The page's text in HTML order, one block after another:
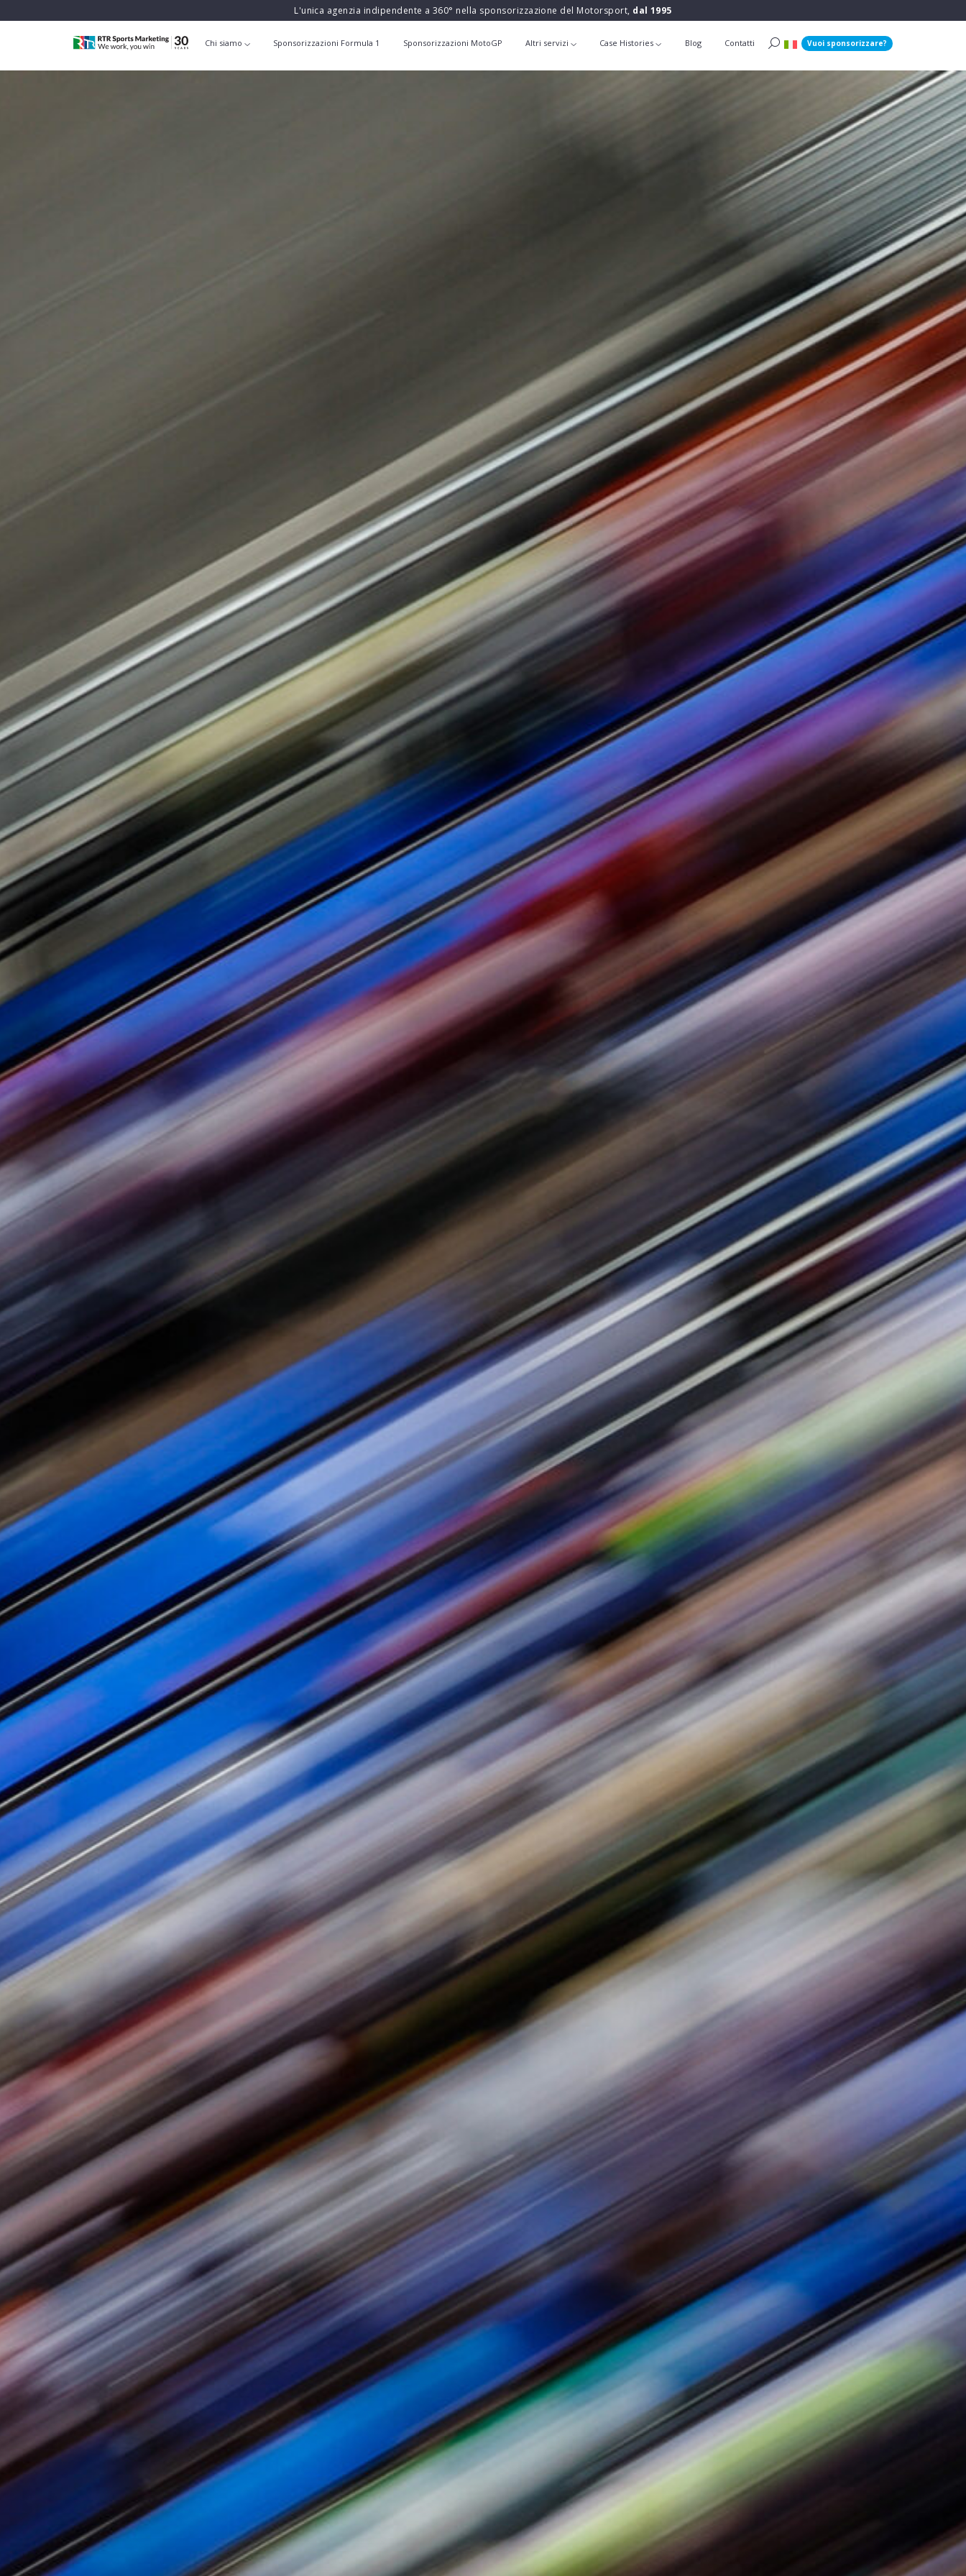
L'unica agenzia indipendente a 360° nella sponsorizzazione del Motorsport, dal 1995
Chi siamo Sponsorizzazioni Formula 1 Sponsorizzazioni MotoGP Altri servizi Case Histories Blog Contatti Vuoi sponsorizzare?